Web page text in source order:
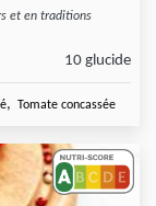
et en traditions
10 glucide
, Tomate concassée